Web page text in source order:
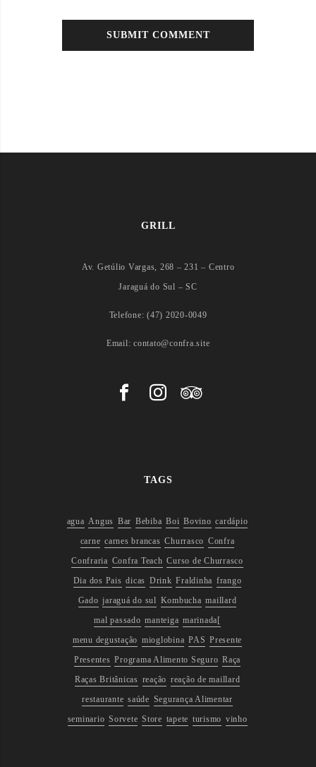
GRILL
Av. Getúlio Vargas, 268 – 231 – Centro
Jaraguá do Sul – SC
Telefone: (47) 2020-0049
Email: contato@confra.site
TAGS
agua Angus Bar Bebiba Boi Bovino cardápio
carne carnes brancas Churrasco Confra
Confraria Confra Teach Curso de Churrasco
Dia dos Pais dicas Drink Fraldinha frango
Gado jaraguá do sul Kombucha maillard
mal passado manteiga marinada[
menu degustação mioglobina PAS Presente
Presentes Programa Alimento Seguro Raça
Raças Britânicas reação reação de maillard
restaurante saúde Segurança Alimentar
seminario Sorvete Store tapete turismo vinho